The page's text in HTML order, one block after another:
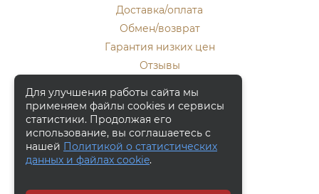
Доставка/оплата
Обмен/возврат
Гарантия низких цен
Отзывы
Контакты
Москва, ул. Кулакова 20, к.1.
+7 (916) 133-50-10
Заказать обратный звонок
Для улучшения работы сайта мы
применяем файлы cookies и сервисы
статистики. Продолжая его
использование, вы соглашаетесь с
нашей Политикой о статистических
данных и файлах cookie.